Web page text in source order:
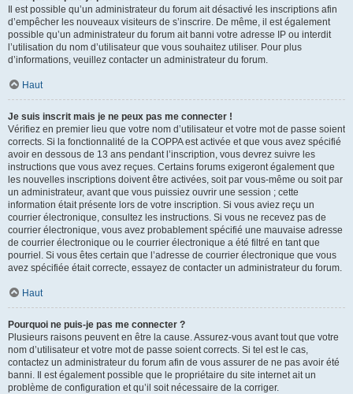
Il est possible qu’un administrateur du forum ait désactivé les inscriptions afin
d’empêcher les nouveaux visiteurs de s’inscrire. De même, il est également
possible qu’un administrateur du forum ait banni votre adresse IP ou interdit
l’utilisation du nom d’utilisateur que vous souhaitez utiliser. Pour plus
d’informations, veuillez contacter un administrateur du forum.
Haut
Je suis inscrit mais je ne peux pas me connecter !
Vérifiez en premier lieu que votre nom d’utilisateur et votre mot de passe soient
corrects. Si la fonctionnalité de la COPPA est activée et que vous avez spécifié
avoir en dessous de 13 ans pendant l’inscription, vous devrez suivre les
instructions que vous avez reçues. Certains forums exigeront également que
les nouvelles inscriptions doivent être activées, soit par vous-même ou soit par
un administrateur, avant que vous puissiez ouvrir une session ; cette
information était présente lors de votre inscription. Si vous aviez reçu un
courrier électronique, consultez les instructions. Si vous ne recevez pas de
courrier électronique, vous avez probablement spécifié une mauvaise adresse
de courrier électronique ou le courrier électronique a été filtré en tant que
pourriel. Si vous êtes certain que l’adresse de courrier électronique que vous
avez spécifiée était correcte, essayez de contacter un administrateur du forum.
Haut
Pourquoi ne puis-je pas me connecter ?
Plusieurs raisons peuvent en être la cause. Assurez-vous avant tout que votre
nom d’utilisateur et votre mot de passe soient corrects. Si tel est le cas,
contactez un administrateur du forum afin de vous assurer de ne pas avoir été
banni. Il est également possible que le propriétaire du site internet ait un
problème de configuration et qu’il soit nécessaire de la corriger.